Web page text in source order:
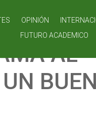
OPINIÓN
FUTURO ACADEMICO
AL
BUEN